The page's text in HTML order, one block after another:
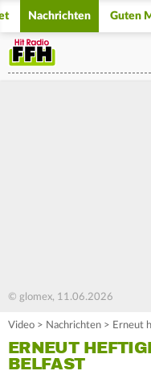
Nachrichten Guten
© glomex, 11.06.2026
Video > Nachrichten > Erneut
ERNEUT
BELFAST